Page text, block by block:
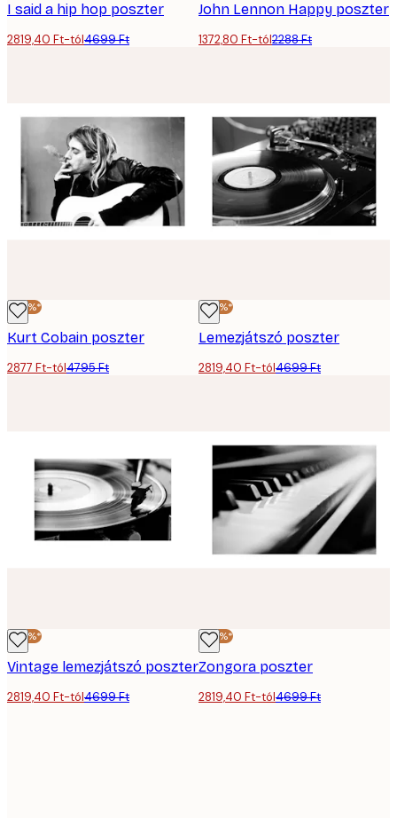
I said a hip hop poszter
2819,40 Ft-tól4699 Ft
John Lennon Happy poszter
1372,80 Ft-tól2288 Ft
-40%*
Kurt Cobain poszter
2877 Ft-tól4795 Ft
-40%*
Lemezjátszó poszter
2819,40 Ft-tól4699 Ft
-40%*
Vintage lemezjátszó poszter
2819,40 Ft-tól4699 Ft
-40%*
Zongora poszter
2819,40 Ft-tól4699 Ft